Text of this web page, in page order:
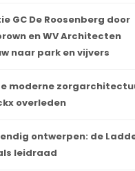
GC De Roosenberg door
en WV Architecten
naar park en vijvers
moderne
overleden
ontwerpen: de
leidraad